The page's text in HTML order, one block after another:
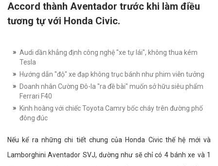
Accord thành Aventador trước khi làm điều
tương tự với Honda Civic.
Audi dần khẳng định công nghệ "xe tự lái", không thua kém
Tesla
Hướng dẫn "độ" xe đạp không trục bánh như phim viễn tưởng
Doanh nhân Cường Đô-la "ra đề bài" muốn sở hữu siêu phẩm
Ferrari F40
Kinh hoàng với chiếc Toyota Camry bốc cháy trên đường phố
đông đúc
Nếu kể ra những chi tiết chung của Honda Civic thế hệ mới và
Lamborghini Aventador SVJ, dường như sẽ chỉ có 4 bánh xe và 1